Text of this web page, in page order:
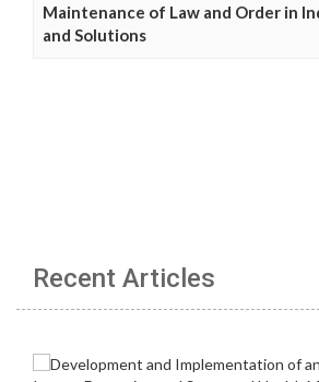
Maintenance of Law and Order in
and Solutions
Recent Articles